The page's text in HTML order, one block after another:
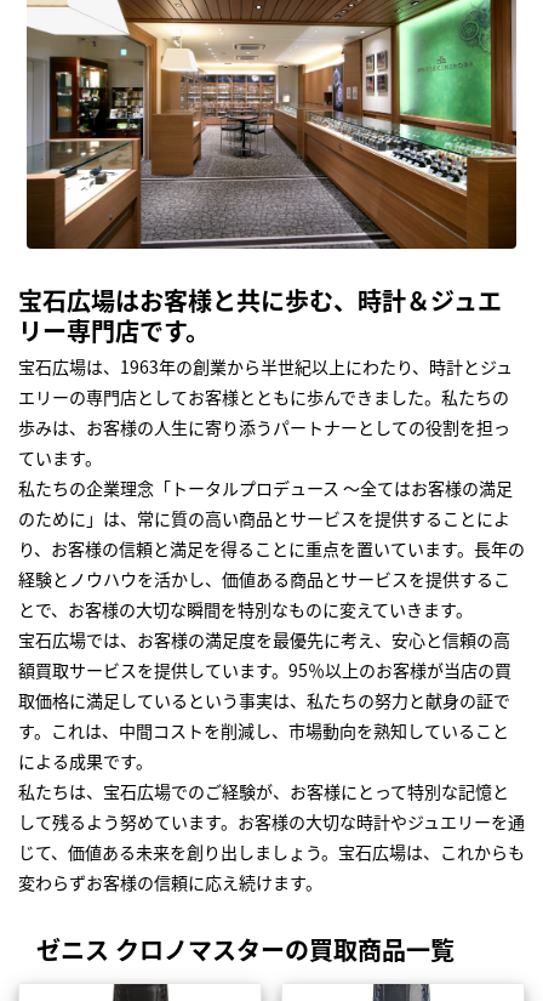
宝石広場はお客様と共に歩む、時計＆ジュエ
リー専門店です。
宝石広場は、1963年の創業から半世紀以上にわたり、時計とジュ
エリーの専門店としてお客様とともに歩んできました。私たちの
歩みは、お客様の人生に寄り添うパートナーとしての役割を担っ
ています。
私たちの企業理念「トータルプロデュース ～全てはお客様の満足
のために」は、常に質の高い商品とサービスを提供することによ
り、お客様の信頼と満足を得ることに重点を置いています。長年の
経験とノウハウを活かし、価値ある商品とサービスを提供するこ
とで、お客様の大切な瞬間を特別なものに変えていきます。
宝石広場では、お客様の満足度を最優先に考え、安心と信頼の高
額買取サービスを提供しています。95％以上のお客様が当店の買
取価格に満足しているという事実は、私たちの努力と献身の証で
す。これは、中間コストを削減し、市場動向を熟知していること
による成果です。
私たちは、宝石広場でのご経験が、お客様にとって特別な記憶と
して残るよう努めています。お客様の大切な時計やジュエリーを通
じて、価値ある未来を創り出しましょう。宝石広場は、これからも
変わらずお客様の信頼に応え続けます。
ゼニス クロノマスターの買取商品一覧